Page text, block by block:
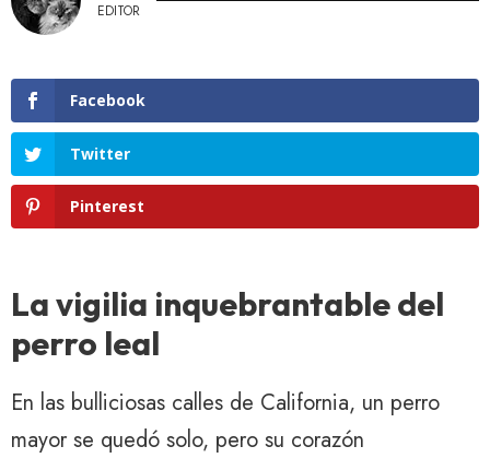
EDITOR
Facebook
Twitter
Pinterest
La vigilia inquebrantable del
perro leal
En las bulliciosas calles de California, un perro
mayor se quedó solo, pero su corazón